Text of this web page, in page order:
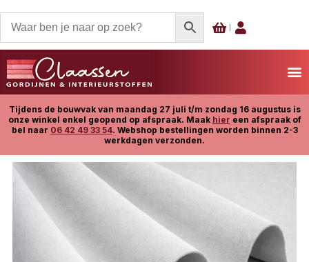
Tijdens de bouwvak van maandag 27 juli t/m zondag 16 augustus is
onze winkel enkel geopend op afspraak. Maak hier een afspraak of
bel naar 06 42 49 33 54. Webshop bestellingen worden binnen 2-3
werkdagen verzonden.